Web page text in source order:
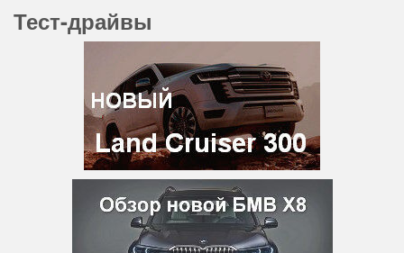
Тест-драйвы